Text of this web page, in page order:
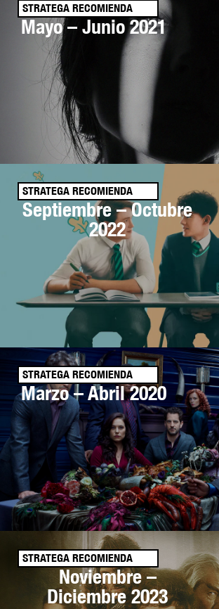
STRATEGA RECOMIENDA
Mayo – Junio 2021
STRATEGA RECOMIENDA
Septiembre – Octubre
2022
STRATEGA RECOMIENDA
Marzo – Abril 2020
STRATEGA RECOMIENDA
Noviembre –
Diciembre 2023